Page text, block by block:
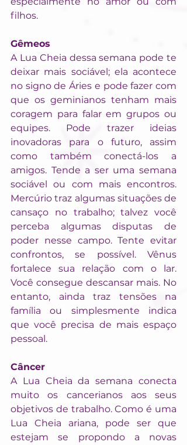
filhos.
Gêmeos
A Lua Cheia dessa semana pode te
deixar mais sociável; ela acontece
no signo de Áries e pode fazer com
que os geminianos tenham mais
coragem para falar em grupos ou
equipes. Pode trazer ideias
inovadoras para o futuro, assim
como também conectá-los a
amigos. Tende a ser uma semana
sociável ou com mais encontros.
Mercúrio traz algumas situações de
cansaço no trabalho; talvez você
perceba algumas disputas de
poder nesse campo. Tente evitar
confrontos, se possível. Vênus
fortalece sua relação com o lar.
Você consegue descansar mais. No
entanto, ainda traz tensões na
família ou simplesmente indica
que você precisa de mais espaço
pessoal.
Câncer
A Lua Cheia da semana conecta
muito os cancerianos aos seus
objetivos de trabalho. Como é uma
Lua Cheia ariana, pode ser que
estejam se propondo a novas